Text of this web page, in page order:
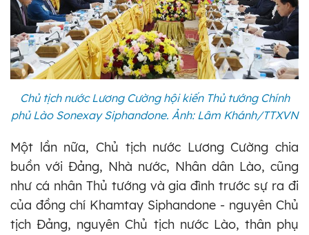
Chủ tịch nước Lương Cường hội kiến Thủ tướng Chính
phủ Lào Sonexay Siphandone. Ảnh: Lâm Khánh/TTXVN
Một lần nữa, Chủ tịch nước Lương Cường chia
buồn với Đảng, Nhà nước, Nhân dân Lào, cũng
như cá nhân Thủ tướng và gia đình trước sự ra đi
của đồng chí Khamtay Siphandone - nguyên Chủ
tịch Đảng, nguyên Chủ tịch nước Lào, thân phụ